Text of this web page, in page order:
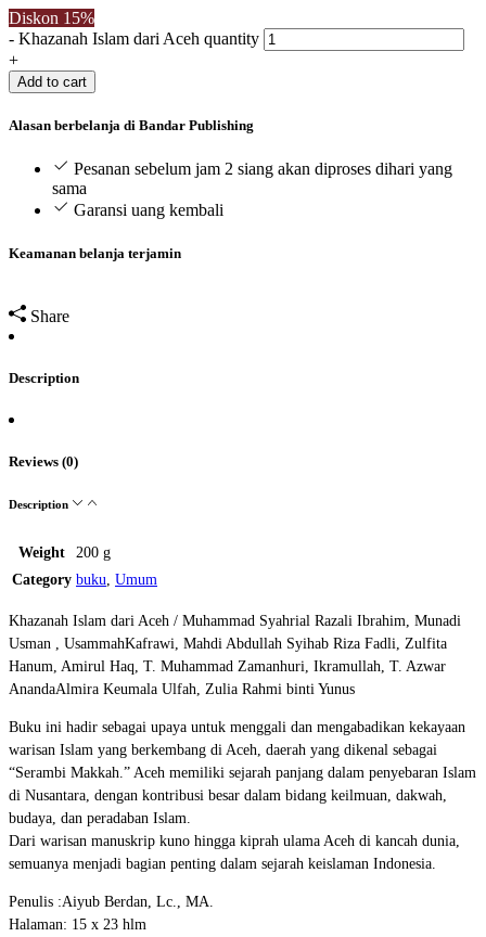
Diskon 15%
- Khazanah Islam dari Aceh quantity
+
Add to cart
Alasan berbelanja di Bandar Publishing
Pesanan sebelum jam 2 siang akan diproses dihari yang
sama
Garansi uang kembali
Keamanan belanja terjamin
Share
Description
Reviews (0)
Description
Weight
200 g
Category buku Umum
Khazanah Islam dari Aceh / Muhammad Syahrial Razali Ibrahim, Munadi
Usman , UsammahKafrawi, Mahdi Abdullah Syihab Riza Fadli, Zulfita
Hanum, Amirul Haq, T. Muhammad Zamanhuri, Ikramullah, T. Azwar
AnandaAlmira Keumala Ulfah, Zulia Rahmi binti Yunus
Buku ini hadir sebagai upaya untuk menggali dan mengabadikan kekayaan
warisan Islam yang berkembang di Aceh, daerah yang dikenal sebagai
“Serambi Makkah.” Aceh memiliki sejarah panjang dalam penyebaran Islam
di Nusantara, dengan kontribusi besar dalam bidang keilmuan, dakwah,
budaya, dan peradaban Islam.
Dari warisan manuskrip kuno hingga kiprah ulama Aceh di kancah dunia,
semuanya menjadi bagian penting dalam sejarah keislaman Indonesia.
Penulis :Aiyub Berdan, Lc., MA.
Halaman: 15 x 23 hlm